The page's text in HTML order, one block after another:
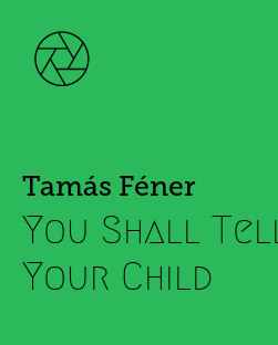
Tamás Féner
You Shall Tell
Your Child